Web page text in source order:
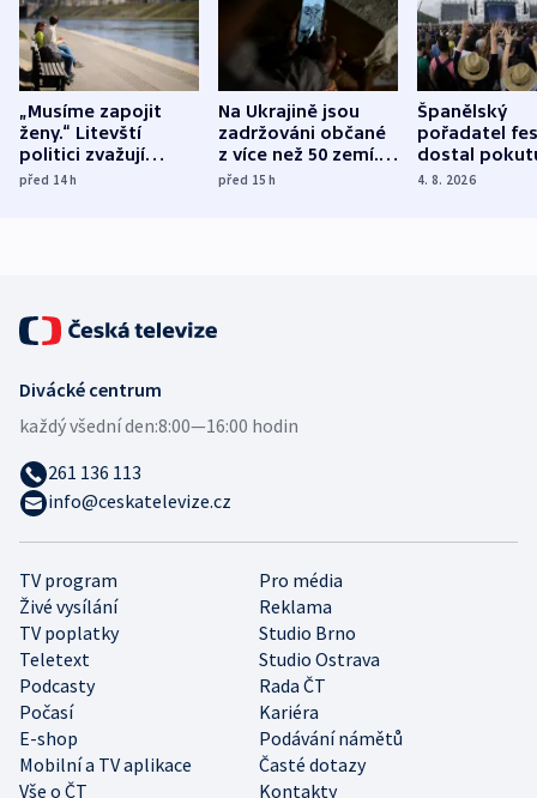
„Musíme zapojit
ženy.“ Litevští
politici zvažují
dohodu o
před 14h
Na Ukrajině jsou
zadržováni občané
z více než 50 zemí.
Bojovali na straně
před 15h
Španělský
pořadatel
dostal
nekalé
4. 8. 2026
TV program
Pro média
Živé vysílání
Reklama
TV poplatky
Studio Brno
Teletext
Studio Ostrava
Podcasty
Rada ČT
Počasí
Kariéra
E-shop
Podávání námětů
Mobilní a TV aplikace
Časté dotazy
Vše o ČT
Kontakty
Divácké centrum
každý všední den:8:00—16:00 hodin
261 136 113
info@ceskatelevize.cz